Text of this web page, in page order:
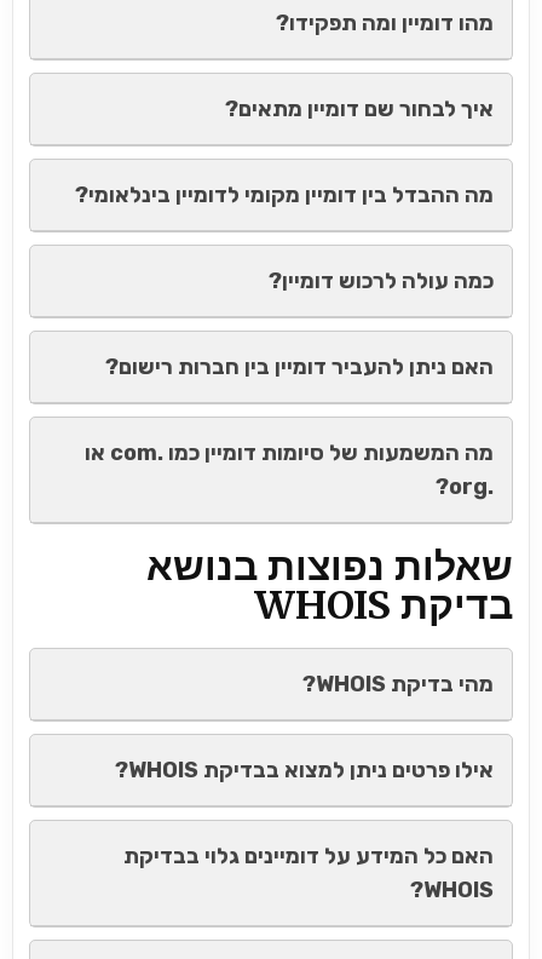
מהו דומיין ומה תפקידו?
איך לבחור שם דומיין מתאים?
מה ההבדל בין דומיין מקומי לדומיין בינלאומי?
כמה עולה לרכוש דומיין?
האם ניתן להעביר דומיין בין חברות רישום?
מה המשמעות של סיומות דומיין כמו .com או
.org?
שאלות נפוצות בנושא
בדיקת WHOIS
מהי בדיקת WHOIS?
אילו פרטים ניתן למצוא בבדיקת WHOIS?
האם כל המידע על דומיינים גלוי בבדיקת
WHOIS?